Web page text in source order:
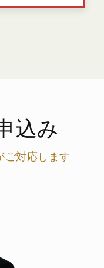
込み
ご対応します